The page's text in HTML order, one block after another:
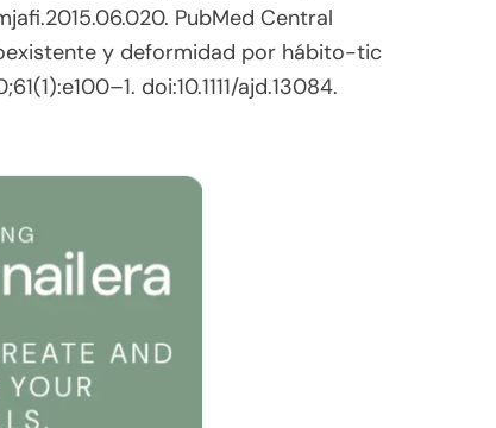
PubMed Central
y deformidad por hábito-tic
doi:10.1111/ajd.13084.